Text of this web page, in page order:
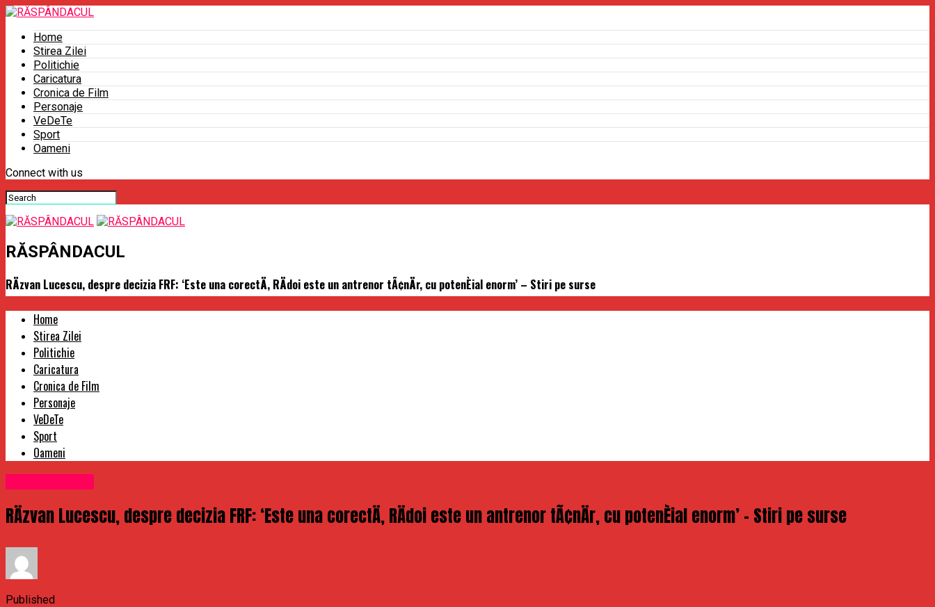
Home
Stirea Zilei
Politichie
Caricatura
Cronica de Film
Personaje
VeDeTe
Sport
Oameni
Connect with us
RĂSPÂNDACUL
RÄzvan Lucescu, despre decizia FRF: ‘Este una corectÄ, RÄdoi este un antrenor tÃ¢nÄr, cu potenÈial enorm’ – Stiri pe surse
Home
Stirea Zilei
Politichie
Caricatura
Cronica de Film
Personaje
VeDeTe
Sport
Oameni
RÄzvan Lucescu, despre decizia FRF: ‘Este una corectÄ, RÄdoi este un antrenor tÃ¢nÄr, cu potenÈial enorm’ – Stiri pe surse
Published